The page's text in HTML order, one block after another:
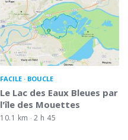
FACILE BOUCLE
Le Lac des Eaux Bleues par
l'île des Mouettes
10.1 km 2 h 45